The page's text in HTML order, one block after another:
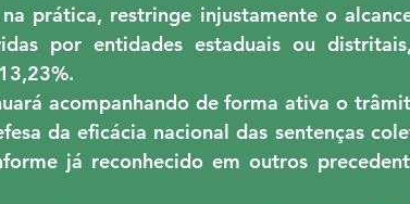
prática, restringe injustamente o
por entidades estaduais ou
acompanhando de forma ativa o
da eficácia nacional das sentenças
já reconhecido em outros